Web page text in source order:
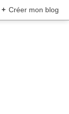
+ Créer mon blog